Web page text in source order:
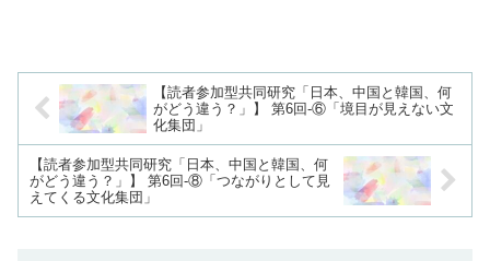
【読者参加型共同研究「日本、中国と韓国、何
がどう違う？」】 第6回-⑥「境目が見えない文
化集団」
【読者参加型共同研究「日本、中国と韓国、何
がどう違う？」】 第6回-⑧「つながりとして見
えてくる文化集団」